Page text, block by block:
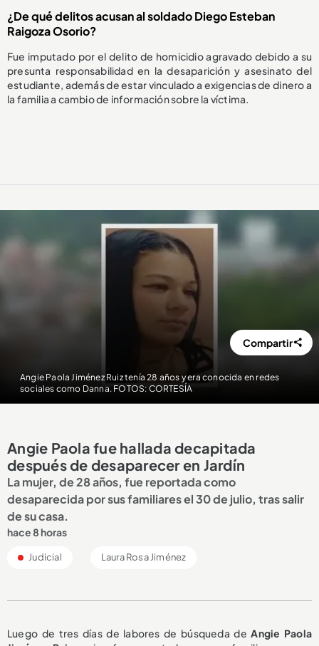
¿De qué delitos acusan al soldado Diego Esteban
Raigoza Osorio?
Fue imputado por el delito de homicidio agravado debido a su
presunta responsabilidad en la desaparición y asesinato del
estudiante, además de estar vinculado a exigencias de dinero a
la familia a cambio de información sobre la víctima.
Angie Paola Jiménez Ruiz tenía 28 años y era conocida en redes
sociales como Danna. FOTOS: CORTESÍA
Compartir
Angie Paola fue hallada decapitada
después de desaparecer en Jardín
La mujer, de 28 años, fue reportada como
desaparecida por sus familiares el 30 de julio, tras salir
de su casa.
hace 8 horas
Judicial Laura Rosa Jiménez
Luego de tres días de labores de búsqueda deAngie Paola